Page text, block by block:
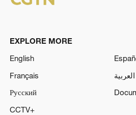
EXPLORE MORE
English
Français
العربية
Русский
CCTV+